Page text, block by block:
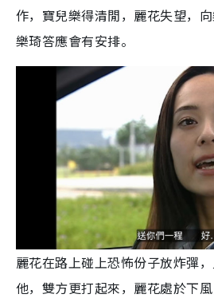
作，寶兒樂得清閒，麗花失望，向
樂琦答應會有安排。
麗花在路上碰上恐怖份子放炸彈
他，雙方更打起來，麗花處於下